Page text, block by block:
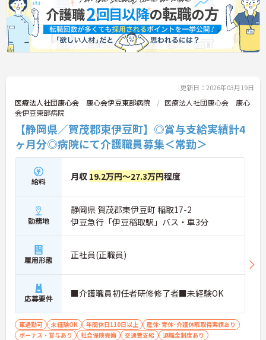
更新日：2026年03月19日
医療法人社団康心会 康心会伊豆東部病院
医療法人社団康心会 康心
会伊豆東部病院
【静岡県／賀茂郡東伊豆町】◎賞与支給実績計4
ヶ月分◎病院にて介護職員募集＜常勤＞
給料 月収 19.2万円～27.3万円程度
勤務地
静岡県 賀茂郡東伊豆町 稲取17-2
伊豆急行「伊豆稲取駅」バス・車3分
雇用形態 正社員(正職員)
応募要件 ■介護職員初任者研修修了者■未経験OK
車通勤可 未経験OK 年間休日110日以上
産休･育休･介護休暇取得実績あり
ボーナス・賞与あり
社会保険完備 交通費支給 退職金制度あり